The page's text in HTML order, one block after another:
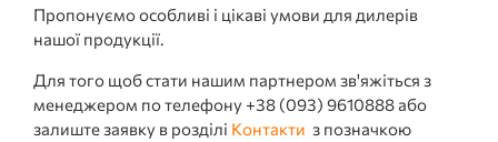
Пропонуємо особливі і цікаві умови для дилерів
нашої продукції.
Для того щоб стати нашим партнером зв'яжіться з
менеджером по телефону +38 (093) 9610888 або
залиште заявку в розділі Контакти з позначкою